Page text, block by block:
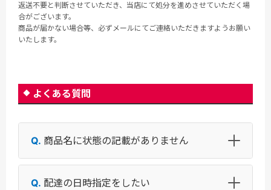
返送不要と判断させていただき、当店にて処分を進めさせていただく場
合がございます。
商品が届かない場合等、必ずメールにてご連絡いただきますようお願い
いたします。
よくある質問
商品名に状態の記載がありません
配達の日時指定をしたい